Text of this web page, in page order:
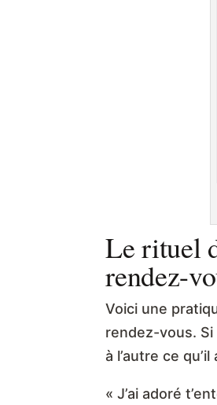
Le rituel
rendez-
Voici une
rendez-vous. Si
à l’autre ce
« J’ai adoré